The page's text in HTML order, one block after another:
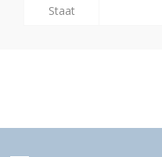
Staat